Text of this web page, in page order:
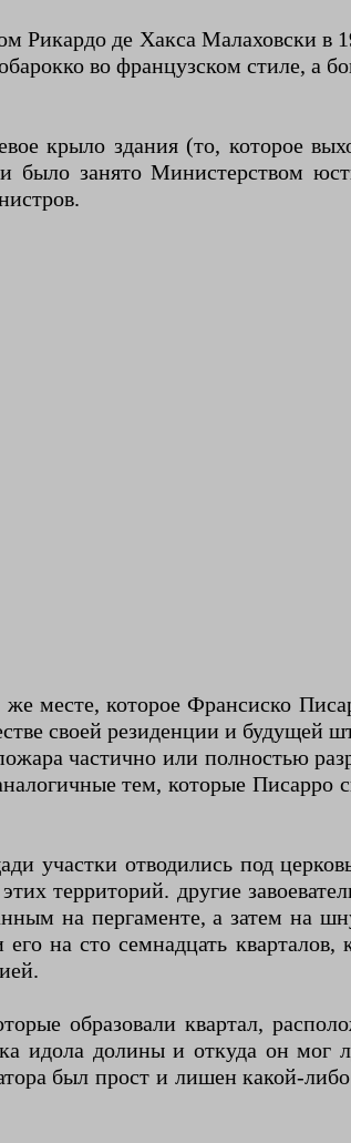
Рикардо де Хакса Малаховски в
во французском стиле, а
крыло здания (то, которое
было занято Министерством
месте, которое Франсиско
своей резиденции и будущей
частично или полностью
тем, которые
отводились под
территорий. другие
на пергаменте, а затем на
на сто семнадцать
образовали квартал,
идола долины и откуда он мог
был прост и лишен какой-